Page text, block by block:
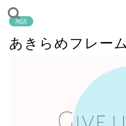
用語
あきらめフレー